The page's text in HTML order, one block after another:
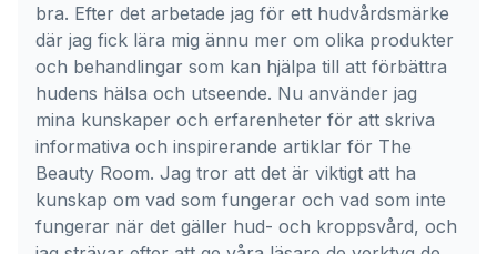
bra. Efter det arbetade jag för ett hudvårdsmärke
där jag fick lära mig ännu mer om olika produkter
och behandlingar som kan hjälpa till att förbättra
hudens hälsa och utseende. Nu använder jag
mina kunskaper och erfarenheter för att skriva
informativa och inspirerande artiklar för The
Beauty Room. Jag tror att det är viktigt att ha
kunskap om vad som fungerar och vad som inte
fungerar när det gäller hud- och kroppsvård, och